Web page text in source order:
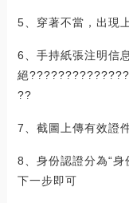
5、穿著不當，出現
6、手持紙張注明信
絕
??
7、截圖上傳有效證
8、身份認證分為“身
下一步即可